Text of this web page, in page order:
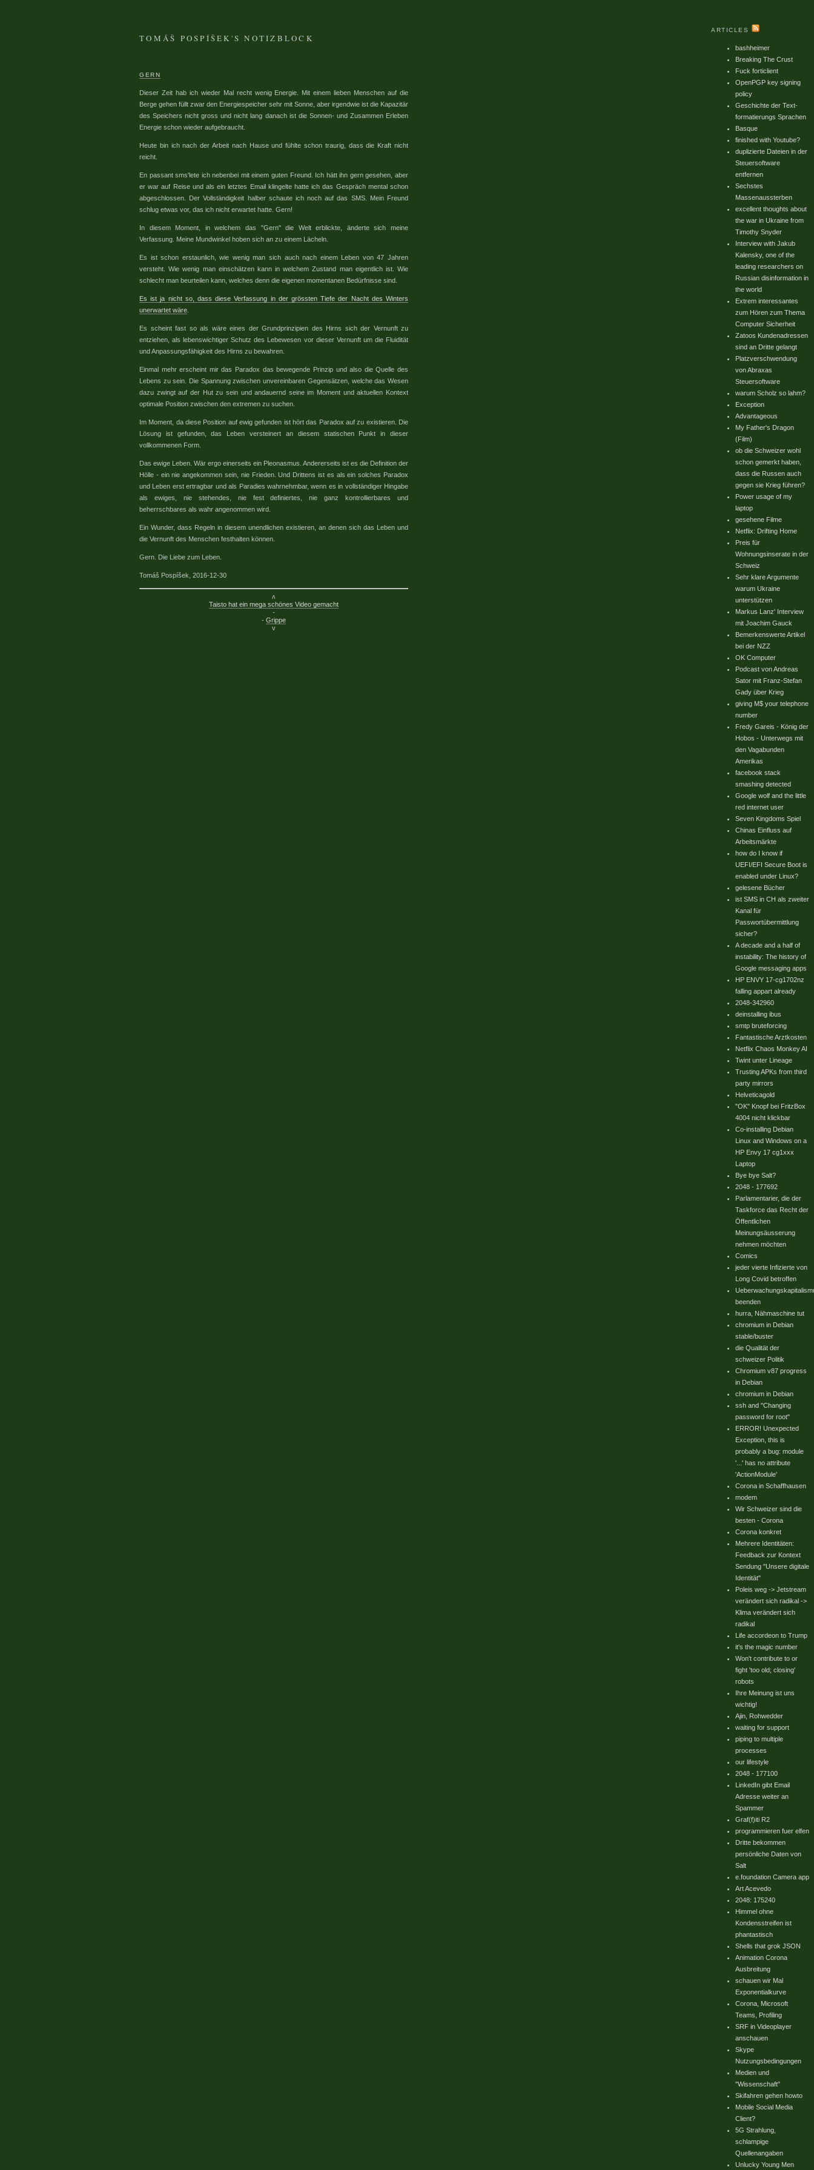
TOMÁŠ POSPÍŠEK'S NOTIZBLOCK
GERN
Dieser Zeit hab ich wieder Mal recht wenig Energie. Mit einem lieben Menschen auf die
Berge gehen füllt zwar den Energiespeicher sehr mit Sonne, aber irgendwie ist die Kapazitär
des Speichers nicht gross und nicht lang danach ist die Sonnen- und Zusammen Erleben
Energie schon wieder aufgebraucht.
Heute bin ich nach der Arbeit nach Hause und fühlte schon traurig, dass die Kraft nicht
reicht.
En passant sms'lete ich nebenbei mit einem guten Freund. Ich hätt ihn gern gesehen, aber
er war auf Reise und als ein letztes Email klingelte hatte ich das Gespräch mental schon
abgeschlossen. Der Vollständigkeit halber schaute ich noch auf das SMS. Mein Freund
schlug etwas vor, das ich nicht erwartet hatte. Gern!
In diesem Moment, in welchem das "Gern" die Welt erblickte, änderte sich meine
Verfassung. Meine Mundwinkel hoben sich an zu einem Lächeln.
Es ist schon erstaunlich, wie wenig man sich auch nach einem Leben von 47 Jahren
versteht. Wie wenig man einschätzen kann in welchem Zustand man eigentlich ist. Wie
schlecht man beurteilen kann, welches denn die eigenen momentanen Bedürfnisse sind.
Es ist ja nicht so, dass diese Verfassung in der grössten Tiefe der Nacht des Winters
unerwartet wäre
Es scheint fast so als wäre eines der Grundprinzipien des Hirns sich der Vernunft zu
entziehen, als lebenswichtiger Schutz des Lebewesen vor dieser Vernunft um die Fluidität
und Anpassungsfähigkeit des Hirns zu bewahren.
Einmal mehr erscheint mir das Paradox das bewegende Prinzip und also die Quelle des
Lebens zu sein. Die Spannung zwischen unvereinbaren Gegensätzen, welche das Wesen
dazu zwingt auf der Hut zu sein und andauernd seine im Moment und aktuellen Kontext
optimale Position zwischen den extremen zu suchen.
Im Moment, da diese Position auf ewig gefunden ist hört das Paradox auf zu existieren. Die
Lösung ist gefunden, das Leben versteinert an diesem statischen Punkt in dieser
vollkommenen Form.
Das ewige Leben. Wär ergo einerseits ein Pleonasmus. Andererseits ist es die Definition der
Hölle - ein nie angekommen sein, nie Frieden. Und Drittens ist es als ein solches Paradox
und Leben erst ertragbar und als Paradies wahrnehmbar, wenn es in vollständiger Hingabe
als ewiges, nie stehendes, nie fest definiertes, nie ganz kontrollierbares und
beherrschbares als wahr angenommen wird.
Ein Wunder, dass Regeln in diesem unendlichen existieren, an denen sich das Leben und
die Vernunft des Menschen festhalten können.
Gern. Die Liebe zum Leben.
Tomáš Pospíšek, 2016-12-30
ʌ
Taisto hat ein mega schönes Video gemacht
-
- Grippe
v
ARTICLES
bashheimer
Breaking The Crust
Fuck forticlient
OpenPGP key signing
policy
Geschichte der Text-
formatierungs Sprachen
Basque
finished with Youtube?
duplizierte Dateien in der
Steuersoftware
entfernen
Sechstes
Massenaussterben
excellent thoughts about
the war in Ukraine from
Timothy Snyder
Interview with Jakub
Kalensky, one of the
leading researchers on
Russian disinformation in
the world
Extrem interessantes
zum Hören zum Thema
Computer Sicherheit
Zatoos Kundenadressen
sind an Dritte gelangt
Platzverschwendung
von Abraxas
Steuersoftware
warum Scholz so lahm?
Exception
Advantageous
My Father's Dragon
(Film)
ob die Schweizer wohl
schon gemerkt haben,
dass die Russen auch
gegen sie Krieg führen?
Power usage of my
laptop
gesehene Filme
Netflix: Drifting Home
Preis für
Wohnungsinserate in der
Schweiz
Sehr klare Argumente
warum Ukraine
unterstützen
Markus Lanz' Interview
mit Joachim Gauck
Bemerkenswerte Artikel
bei der NZZ
OK Computer
Podcast von Andreas
Sator mit Franz-Stefan
Gady über Krieg
giving M$ your telephone
number
Fredy Gareis - König der
Hobos - Unterwegs mit
den Vagabunden
Amerikas
facebook stack
smashing detected
Google wolf and the little
red internet user
Seven Kingdoms Spiel
Chinas Einfluss auf
Arbeitsmärkte
how do I know if
UEFI/EFI Secure Boot is
enabled under Linux?
gelesene Bücher
ist SMS in CH als zweiter
Kanal für
Passwortübermittlung
sicher?
A decade and a half of
instability: The history of
Google messaging apps
HP ENVY 17-cg1702nz
falling appart already
2048-342960
deinstalling ibus
smtp bruteforcing
Fantastische Arztkosten
Netflix Chaos Monkey AI
Twint unter Lineage
Trusting APKs from third
party mirrors
Helveticagold
"OK" Knopf bei FritzBox
4004 nicht klickbar
Co-installing Debian
Linux and Windows on a
HP Envy 17 cg1xxx
Laptop
Bye bye Salt?
2048 - 177692
Parlamentarier, die der
Taskforce das Recht der
Öffentlichen
Meinungsäusserung
nehmen möchten
Comics
jeder vierte Infizierte von
Long Covid betroffen
beenden
hurra, Nähmaschine tut
chromium in Debian
stable/buster
die Qualität der
schweizer Politik
Chromium v87 progress
in Debian
chromium in Debian
ssh and "Changing
password for root"
ERROR! Unexpected
Exception, this is
probably a bug: module
'...' has no attribute
'ActionModule'
Corona in Schaffhausen
modem
Wir Schweizer sind die
besten - Corona
Corona konkret
Mehrere Identitäten:
Feedback zur Kontext
Sendung "Unsere digitale
Identität"
Poleis weg -> Jetstream
verändert sich radikal ->
Klima verändert sich
radikal
Life accordeon to Trump
it's the magic number
Won't contribute to or
fight 'too old; closing'
robots
Ihre Meinung ist uns
wichtig!
Ajin, Rohwedder
waiting for support
piping to multiple
processes
our lifestyle
2048 - 177100
LinkedIn gibt Email
Adresse weiter an
Spammer
Graf(f)iti R2
programmieren fuer elfen
Dritte bekommen
persönliche Daten von
Salt
e.foundation Camera app
Art Acevedo
2048: 175240
Himmel ohne
Kondensstreifen ist
phantastisch
Shells that grok JSON
Animation Corona
Ausbreitung
schauen wir Mal
Exponentialkurve
Corona, Microsoft
Teams, Profiling
SRF in Videoplayer
anschauen
Skype
Nutzungsbedingungen
Medien und
"Wissenschaft"
Skifahren gehen howto
Mobile Social Media
Client?
5G Strahlung,
schlampige
Quellenangaben
Unlucky Young Men